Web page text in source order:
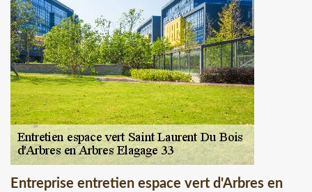
Entreprise entretien espace vert d'Arbres en